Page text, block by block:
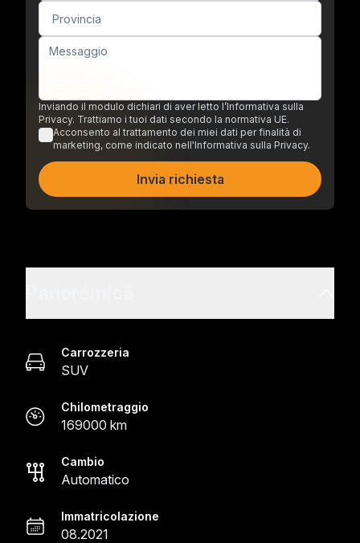
Inviando il modulo dichiari di aver letto l’Informativa sulla
Privacy. Trattiamo i tuoi dati secondo la normativa UE.
Acconsento al trattamento dei miei dati per finalità di
marketing, come indicato nell'Informativa sulla Privacy.
Invia richiesta
Carrozzeria
SUV
Chilometraggio
169000 km
Cambio
Automatico
Immatricolazione
08.2021